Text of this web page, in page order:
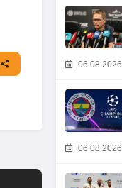
06.08.2026
06.08.2026